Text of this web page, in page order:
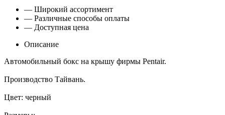
— Широкий ассортимент
— Различные способы оплаты
— Доступная цена
Описание
Автомобильный бокс на крышу фирмы Pentair.
Производство Тайвань.
Цвет: черный